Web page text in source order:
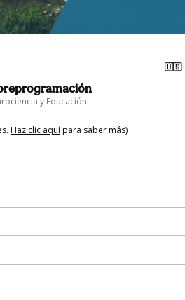
🇺🇸
y Educación
Haz clic aquí para saber más)